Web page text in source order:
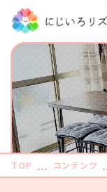
TOP コンテンツ